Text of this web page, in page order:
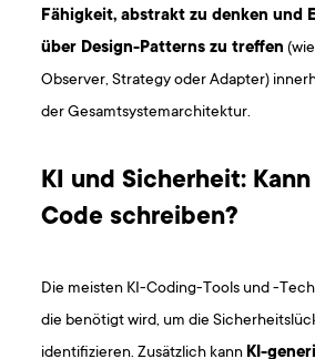
Fähigkeit, abstrakt zu denken und
über Design-Patterns zu treffen
Observer, Strategy oder Adapter)
der Gesamtsystemarchitektur.
KI und Sicherheit:
Code schreiben?
Die meisten KI-Coding-Tools und -
die benötigt wird, um die
identifizieren. Zusätzlich kann KI-